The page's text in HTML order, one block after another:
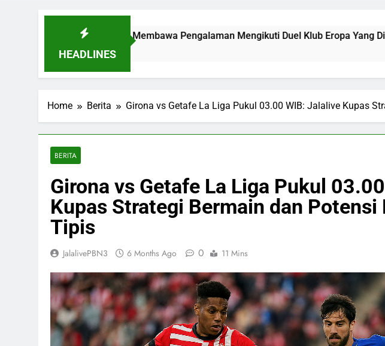
HEADLINES
WIB Membawa Pengalaman Mengikuti Duel Klub Eropa Yang Dinantikan
Home Berita Girona vs Getafe La Liga Pukul 03.00 WIB: Jalalive Kupas
BERITA
Girona vs Getafe La Liga Pukul
Kupas Strategi Bermain dan Potensi
Tipis
JalalivePBN3 6 Months Ago 0 11 Mins